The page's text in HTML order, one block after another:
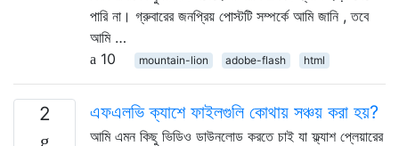
পারি না। গ্রুবারের জনপ্রিয় পোস্টটি সম্পর্কে আমি জানি , তবে
আমি …
10
mountain-lion adobe-flash html
2 এফএলভি ক্যাশে ফাইলগুলি কোথায় সঞ্চয় করা হয়?
আমি এমন কিছু ভিডিও ডাউনলোড করতে চাই যা ফ্ল্যাশ প্লেয়ারের